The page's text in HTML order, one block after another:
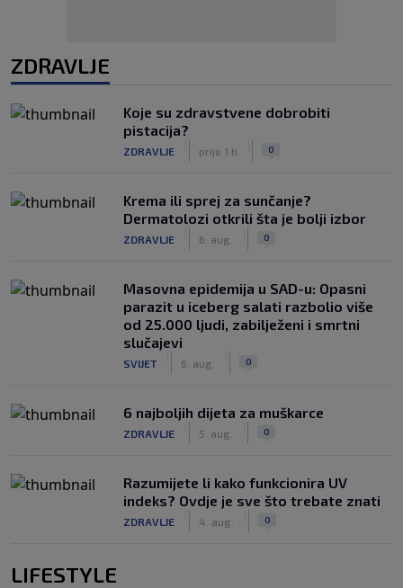
ZDRAVLJE
Koje su zdravstvene dobrobiti
pistacija?
ZDRAVLJE prije 1 h 0
Krema ili sprej za sunčanje?
Dermatolozi otkrili šta je bolji izbor
ZDRAVLJE 6. aug. 0
Masovna epidemija u SAD-u: Opasni
parazit u iceberg salati razbolio više
od 25.000 ljudi, zabilježeni i smrtni
slučajevi
SVIJET 6. aug. 0
6 najboljih dijeta za muškarce
ZDRAVLJE 5. aug. 0
Razumijete li kako funkcionira UV
indeks? Ovdje je sve što trebate znati
ZDRAVLJE 4. aug. 0
LIFESTYLE